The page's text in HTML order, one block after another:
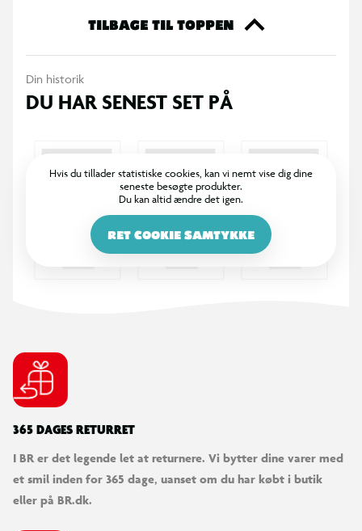
I BR er det legende let at returnere. Vi bytter dine varer med
et smil inden for 365 dage, uanset om du har købt i butik
100% DANSKEJET: EN DEL AF SALLING GROUP
Når du handler i BR, går en del af overskuddet via Salling
Vi er klar til at hjælpe dig! Du kan kontakte os via e-mail
eller få hjælp via chat og telefon for endnu hurtigere
betjening.